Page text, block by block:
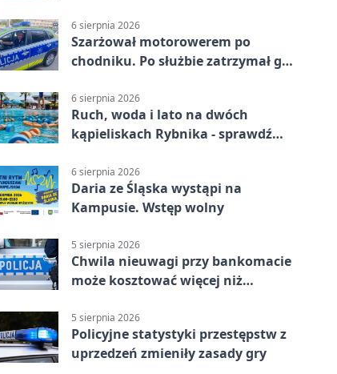
6 sierpnia 2026
Szarżował motorowerem po
chodniku. Po służbie zatrzymał go
6 sierpnia 2026
Ruch, woda i lato na dwóch
kąpieliskach Rybnika - sprawdź
6 sierpnia 2026
Daria ze Śląska wystąpi na
Kampusie. Wstęp wolny
5 sierpnia 2026
Chwila nieuwagi przy bankomacie
może kosztować więcej niż
5 sierpnia 2026
Policyjne statystyki przestępstw z
uprzedzeń zmieniły zasady gry